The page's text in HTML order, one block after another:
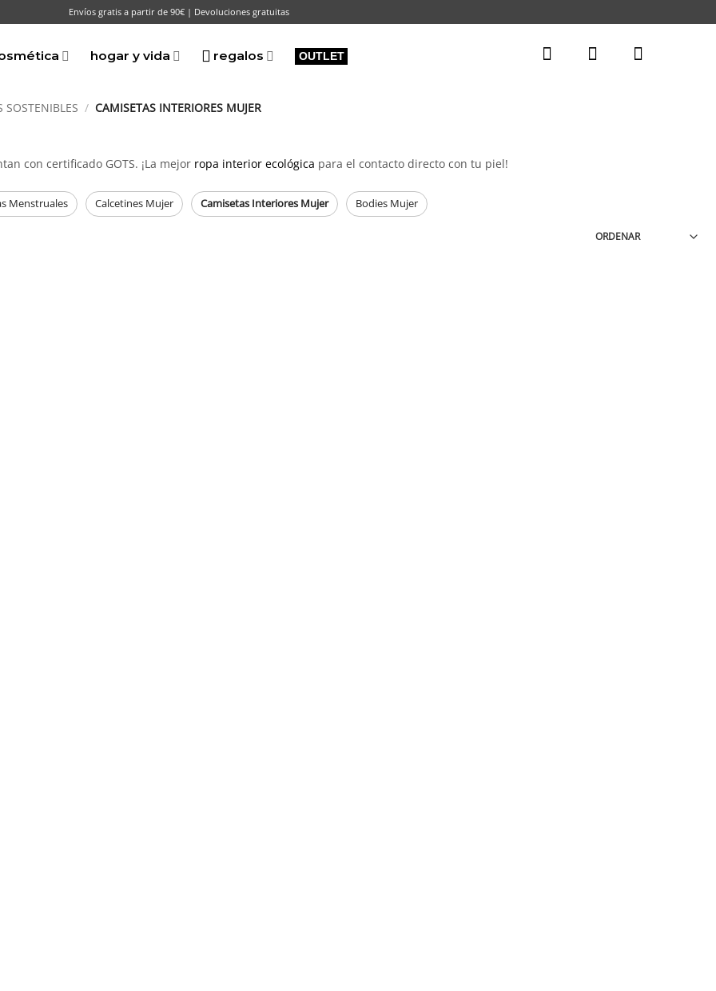
Envíos gratis a partir de 90€ | Devoluciones gratuitas
hogar y vida regalos OUTLET
SOSTENIBLES / CAMISETAS INTERIORES MUJER
con certificado GOTS. ¡La mejor ropa interior ecológica para el contacto directo con tu piel!
Menstruales Calcetines Mujer Camisetas Interiores Mujer Bodies Mujer